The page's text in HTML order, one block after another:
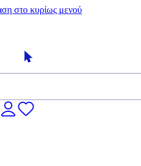
στο κυρίως μενού